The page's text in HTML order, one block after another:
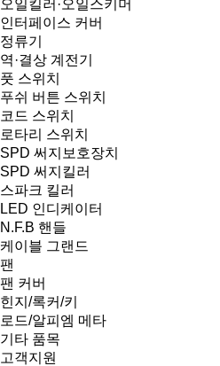
오일킬러·오일스키머
인터페이스 커버
정류기
역·결상 계전기
풋 스위치
푸쉬 버튼 스위치
코드 스위치
로타리 스위치
SPD 써지보호장치
SPD 써지킬러
스파크 킬러
LED 인디케이터
N.F.B 핸들
케이블 그랜드
팬
팬 커버
힌지/록커/키
로드/알피엠 메타
기타 품목
고객지원